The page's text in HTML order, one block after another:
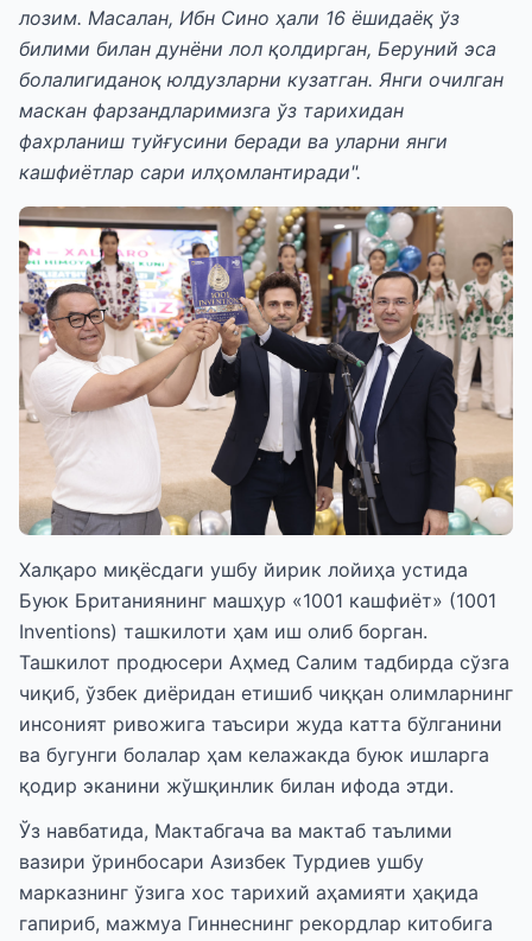
лозим. Масалан, Ибн Сино ҳали 16 ёшидаёқ ўз
билими билан дунёни лол қолдирган, Беруний эса
болалигиданоқ юлдузларни кузатган. Янги очилган
маскан фарзандларимизга ўз тарихидан
фахрланиш туйғусини беради ва уларни янги
кашфиётлар сари илҳомлантиради".
Халқаро миқёсдаги ушбу йирик лойиҳа устида
Буюк Британиянинг машҳур «1001 кашфиёт» (1001
Inventions) ташкилоти ҳам иш олиб борган.
Ташкилот продюсери Аҳмед Салим тадбирда сўзга
чиқиб, ўзбек диёридан етишиб чиққан олимларнинг
инсоният ривожига таъсири жуда катта бўлганини
ва бугунги болалар ҳам келажакда буюк ишларга
қодир эканини жўшқинлик билан ифода этди.
Ўз навбатида, Мактабгача ва мактаб таълими
вазири ўринбосари Азизбек Турдиев ушбу
марказнинг ўзига хос тарихий аҳамияти ҳақида
гапириб, мажмуа Гиннеснинг рекордлар китобига